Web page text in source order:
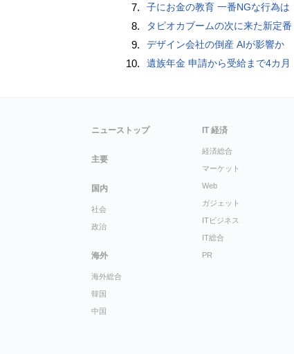
7. 子にお金の教育 一番NGな行為は
8. タピオカブームの次に来た新定番
9. デザイン会社の倒産 AIが影響か
10. 遺族年金 申請から受給まで4カ月
ニューストップ
主要
国内
社会
政治
海外
海外総合
韓国
中国
IT 経済
経済総合
マーケット
Web
ガジェット
ITビジネス
IT総合
PR